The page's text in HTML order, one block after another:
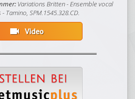
Variations Britten - Ensemble vocal
Tamino, SPM.1545.328.CD.
videocam Video